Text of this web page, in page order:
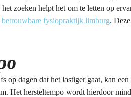
zoeken helpt het om te letten op
betrouwbare fysiopraktijk limburg.
dagen dat het lastiger gaat, kan
Het hersteltempo wordt hierdoor